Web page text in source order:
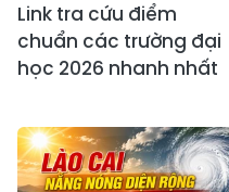
Link tra cứu điểm
chuẩn các trường đại
học 2026 nhanh nhất